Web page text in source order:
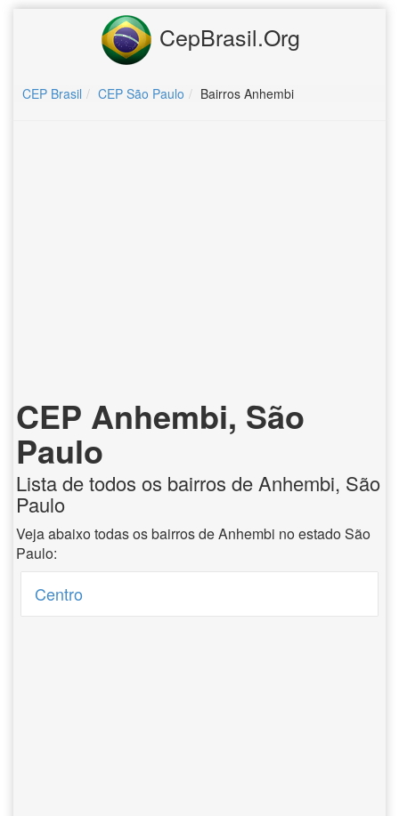
CepBrasil.Org
CEP Brasil CEP São Paulo Bairros Anhembi
CEP Anhembi, São
Paulo
Lista de todos os bairros de Anhembi, São
Paulo
Veja abaixo todas os bairros de Anhembi no estado São
Paulo:
Centro